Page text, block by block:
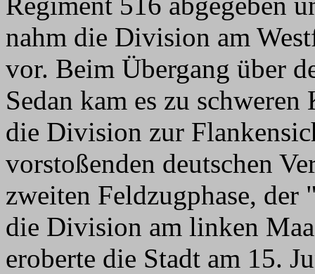
nahm die Division am
vor. Beim Übergang über
Sedan kam es zu
die Division zur
vorstoßenden deutschen
zweiten Feldzugphase,
die Division am linken
eroberte die Stadt am 15.